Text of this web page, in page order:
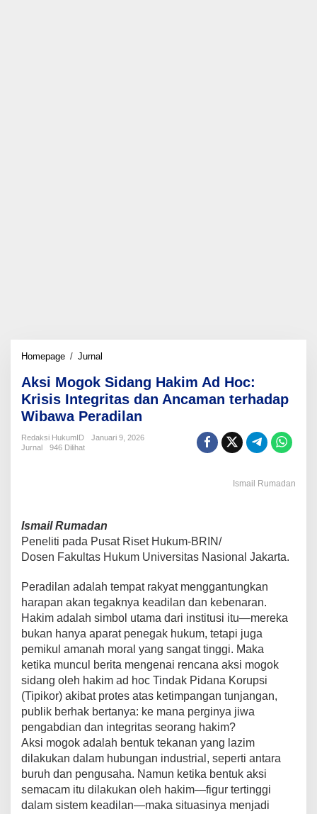
Homepage / Jurnal
Sidang
Hakim
Ad
Hoc:
Krisis
Integritas
Aksi Mogok Sidang Hakim Ad Hoc:
Krisis Integritas dan Ancaman terhadap
Wibawa Peradilan
Redaksi HukumID
Januari 9, 2026
Jurnal
946 Dilihat
Ismail Rumadan
Ismail Rumadan
Peneliti pada Pusat Riset Hukum-BRIN/
Dosen Fakultas Hukum Universitas Nasional Jakarta.
Peradilan adalah tempat rakyat menggantungkan
harapan akan tegaknya keadilan dan kebenaran.
Hakim adalah simbol utama dari institusi itu—mereka
bukan hanya aparat penegak hukum, tetapi juga
pemikul amanah moral yang sangat tinggi. Maka
ketika muncul berita mengenai rencana aksi mogok
sidang oleh hakim ad hoc Tindak Pidana Korupsi
(Tipikor) akibat protes atas ketimpangan tunjangan,
publik berhak bertanya: ke mana perginya jiwa
pengabdian dan integritas seorang hakim?
Aksi mogok adalah bentuk tekanan yang lazim
dilakukan dalam hubungan industrial, seperti antara
buruh dan pengusaha. Namun ketika bentuk aksi
semacam itu dilakukan oleh hakim—figur tertinggi
dalam sistem keadilan—maka situasinya menjadi